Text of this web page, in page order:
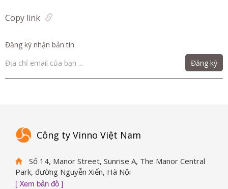
Copy link
Đăng ký nhận bản tin
Đăng ký
Công ty Vinno Việt Nam
Số 14, Manor Street, Sunrise A, The Manor Central
Park, đường Nguyễn Xiển, Hà Nội
[ Xem bản đồ ]